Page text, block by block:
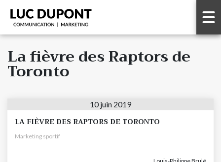
La fièvre des Raptors de
Toronto
10 juin 2019
LA FIÈVRE DES RAPTORS DE TORONTO
Marketing sportif